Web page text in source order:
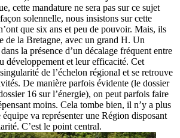
cette mandature ne sera pas sur ce sujet
solennelle, nous insistons sur cette
que six ans et peu de pouvoir. Mais, ils
de la Bretagne, avec un grand H. Un
la présence d’un décalage fréquent entre
développement et leur efficacité. Cet
de l’échelon régional et se retrouve
De manière parfois évidente (le dossier
16 sur l’énergie), on peut parfois faire
moins. Cela tombe bien, il n’y a plus
va représenter une Région disposant
C’est le point central.